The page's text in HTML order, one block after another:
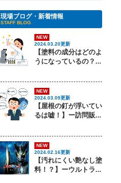
現場ブログ・新着情報
STAFF BLOG
NEW
2024.03.20更新
【塗料の成分はどのよ
うになっているの？...
NEW
2024.03.09更新
【屋根の釘が浮いてい
るは嘘！】ー訪問販...
NEW
2024.02.16更新
【汚れにくい艶なし塗
料！？】ーウルトラ...